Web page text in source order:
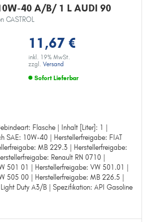
40 A/B/ 1 L AUDI 90
CASTROL
11,67 €
inkl. 19% MwSt.
zzgl. Versand
Sofort Lieferbar
Flasche | Inhalt [Liter]: 1 |
SAE: 10W-40 | Herstellerfreigabe: FIAT
MB 229.3 | Herstellerfreigabe:
Renault RN 0710 |
501 01 | Herstellerfreigabe: VW 501.01 |
505 00 | Herstellerfreigabe: MB 226.5 |
Duty A3/B | Spezifikation: API Gasoline
SAE: 10W-40
9.55535-D2
229.3
RN 0700
RN 0710
501.01